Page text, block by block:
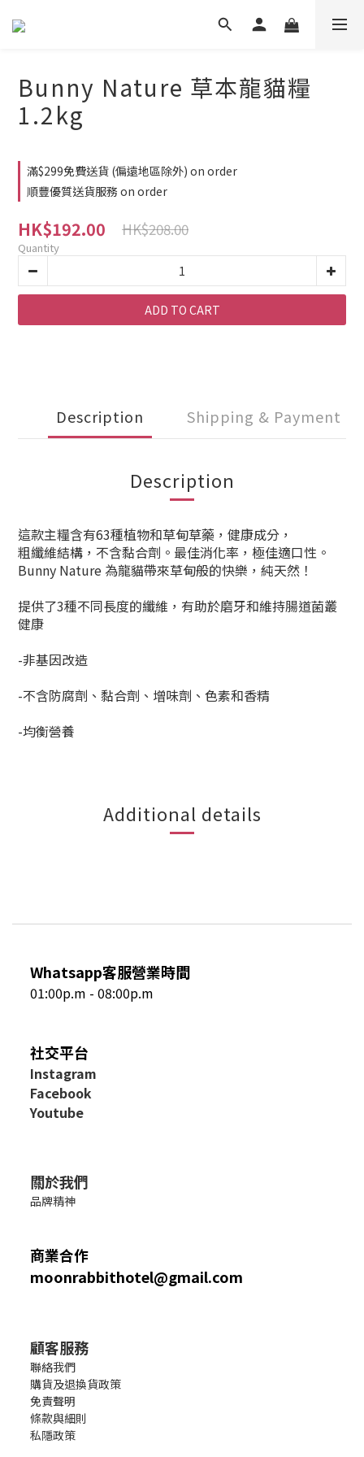
Bunny Nature 草本龍貓糧
1.2kg
滿$299免費送貨 (偏遠地區除外) on order
順豐優質送貨服務 on order
HK$192.00 HK$208.00
Quantity
ADD TO CART
Description Shipping & Payment
Description
這款主糧含有63種植物和草甸草藥，健康成分，
粗纖維結構，不含黏合劑。最佳消化率，極佳適口性。
Bunny Nature 為龍貓帶來草甸般的快樂，純天然！
提供了3種不同長度的纖維，有助於磨牙和維持腸道菌叢
健康
-非基因改造
-不含防腐劑、黏合劑、增味劑、色素和香精
-均衡營養
Additional details
Whatsapp客服營業時間
01:00p.m - 08:00p.m
社交平台
Instagram
Facebook
Youtube
關於我們
品牌精神
商業合作
moonrabbithotel@gmail.com
顧客服務
聯絡我們
購貨及退換貨政策
免責聲明
條款與細則
私隱政策